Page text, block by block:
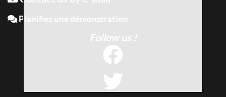
Planifiez une démonstration
Follow us !